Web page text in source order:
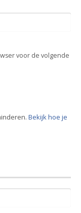
voor de volgende
Bekijk hoe je